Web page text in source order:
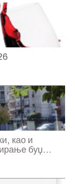
као и
буџ...